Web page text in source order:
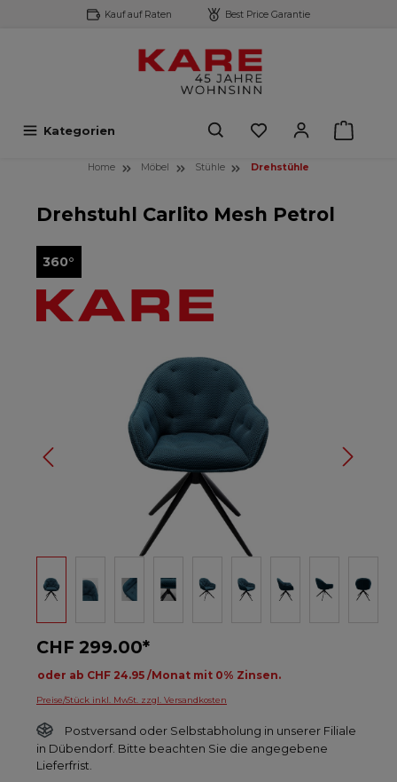
springen Kauf auf Raten Best Price Garantie
Kategorien
Home Möbel Stühle Drehstühle
Drehstuhl Carlito Mesh Petrol
360°
CHF 299.00*
oder ab CHF 24.95 /Monat mit 0% Zinsen.
Preise/Stück inkl. MwSt. zzgl. Versandkosten
Postversand oder Selbstabholung in unserer Filiale
in Dübendorf. Bitte beachten Sie die angegebene
Lieferfrist.